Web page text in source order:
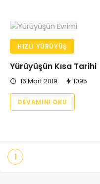
HIZLI YÜRÜYÜŞ
Yürüyüşün Kısa Tarihi
16 Mart 2019 1095
DEVAMINI OKU
1